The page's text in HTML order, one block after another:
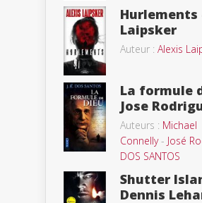
Hurlements
Laipsker
Auteur : Alexis
La formule
Jose
Auteurs : Michael
Connelly- José
DOS SANTOS
Shutter
Dennis